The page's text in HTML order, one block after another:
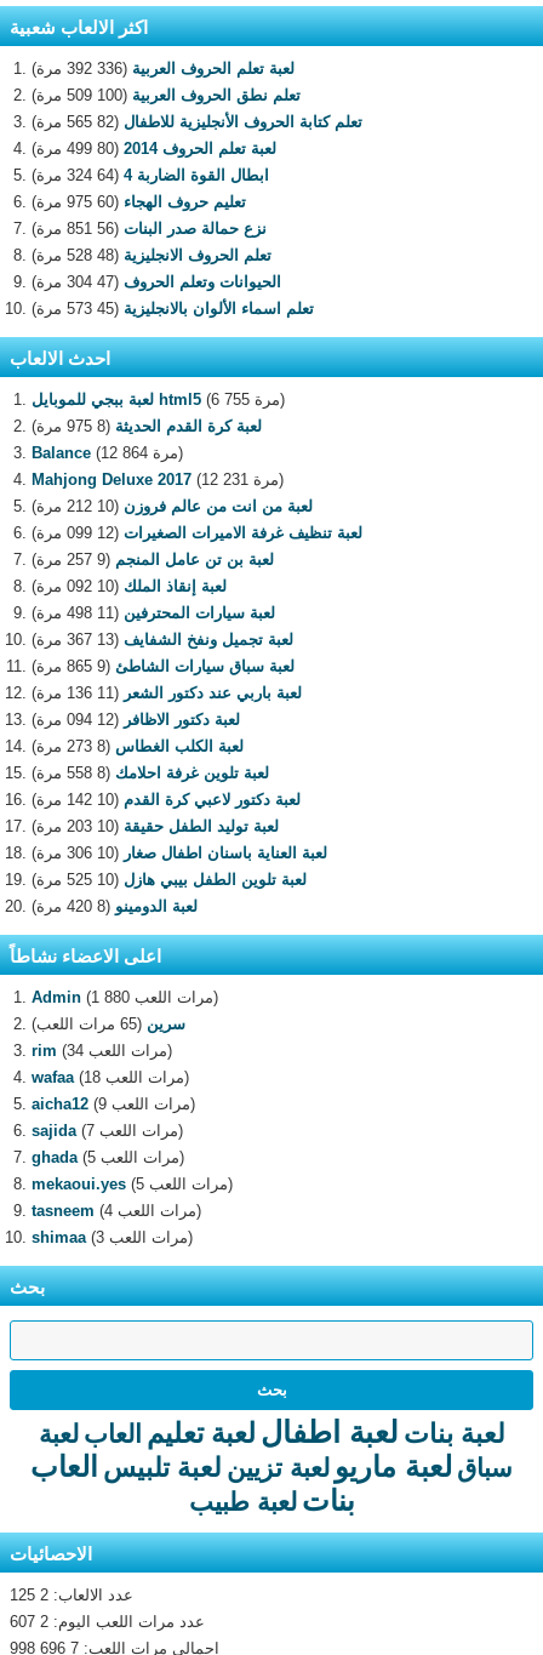
اكثر الالعاب شعبية
لعبة تعلم الحروف العربية (336 392 مرة)
تعلم نطق الحروف العربية (100 509 مرة)
تعلم كتابة الحروف الأنجليزية للاطفال (82 565 مرة)
لعبة تعلم الحروف 2014
(80 499 مرة)
ابطال القوة الضاربة 4
(64 324 مرة)
تعليم حروف الهجاء (60 975 مرة)
نزع حمالة صدر البنات (56 851 مرة)
تعلم الحروف الانجليزية (48 528 مرة)
الحيوانات وتعلم الحروف (47 304 مرة)
تعلم اسماء الألوان بالانجليزية (45 573 مرة)
احدث الالعاب
لعبة ببجي للموبايل html5
(6 755 مرة)
لعبة كرة القدم الحديثة (8 975 مرة)
Balance
(12 864 مرة)
Mahjong Deluxe 2017
(12 231 مرة)
لعبة من انت من عالم فروزن (10 212 مرة)
لعبة تنظيف غرفة الاميرات الصغيرات (12 099 مرة)
لعبة بن تن عامل المنجم (9 257 مرة)
لعبة إنقاذ الملك (10 092 مرة)
لعبة سيارات المحترفين (11 498 مرة)
لعبة تجميل ونفخ الشفايف (13 367 مرة)
لعبة سباق سيارات الشاطئ (9 865 مرة)
لعبة باربي عند دكتور الشعر (11 136 مرة)
لعبة دكتور الاظافر (12 094 مرة)
لعبة الكلب الغطاس (8 273 مرة)
لعبة تلوين غرفة احلامك (8 558 مرة)
لعبة دكتور لاعبي كرة القدم (10 142 مرة)
لعبة توليد الطفل حقيقة (10 203 مرة)
لعبة العناية باسنان اطفال صغار (10 306 مرة)
لعبة تلوين الطفل بيبي هازل (10 525 مرة)
لعبة الدومينو (8 420 مرة)
اعلى الاعضاء نشاطاً
Admin
(1 880 مرات اللعب)
سرين (65 مرات اللعب)
rim
(34 مرات اللعب)
wafaa
(18 مرات اللعب)
aicha12
(9 مرات اللعب)
sajida
(7 مرات اللعب)
ghada
(5 مرات اللعب)
mekaoui.yes
(5 مرات اللعب)
tasneem
(4 مرات اللعب)
shimaa
(3 مرات اللعب)
بحث
لعبة بنات لعبة اطفال لعبة تعليم العاب لعبة
سباق لعبة ماريو لعبة تزيين لعبة تلبيس العاب
بنات لعبة طبيب
الاحصائيات
عدد الالعاب: 2 125
عدد مرات اللعب اليوم: 2 607
اجمالى مرات اللعب: 7 696 998